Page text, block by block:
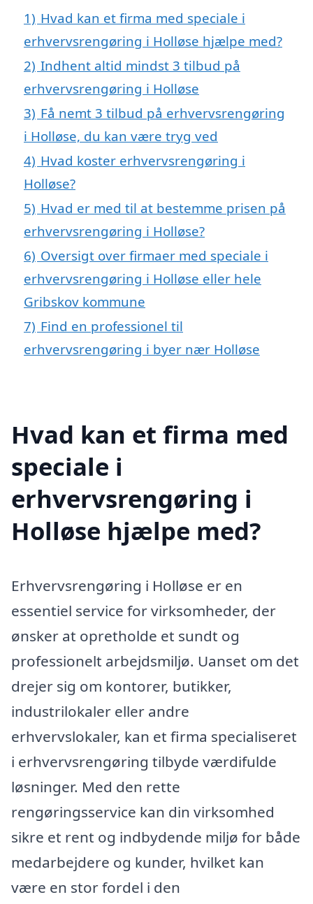
1) Hvad kan et firma med speciale i
erhvervsrengøring i Holløse hjælpe med?
2) Indhent altid mindst 3 tilbud på
erhvervsrengøring i Holløse
3) Få nemt 3 tilbud på erhvervsrengøring
i Holløse, du kan være tryg ved
4) Hvad koster erhvervsrengøring i
Holløse?
5) Hvad er med til at bestemme prisen på
erhvervsrengøring i Holløse?
6) Oversigt over firmaer med speciale i
erhvervsrengøring i Holløse eller hele
Gribskov kommune
7) Find en professionel til
erhvervsrengøring i byer nær Holløse
Hvad kan et firma med
speciale i
erhvervsrengøring i
Holløse hjælpe med?
Erhvervsrengøring i Holløse er en
essentiel service for virksomheder, der
ønsker at opretholde et sundt og
professionelt arbejdsmiljø. Uanset om det
drejer sig om kontorer, butikker,
industrilokaler eller andre
erhvervslokaler, kan et firma specialiseret
i erhvervsrengøring tilbyde værdifulde
løsninger. Med den rette
rengøringsservice kan din virksomhed
sikre et rent og indbydende miljø for både
medarbejdere og kunder, hvilket kan
være en stor fordel i den